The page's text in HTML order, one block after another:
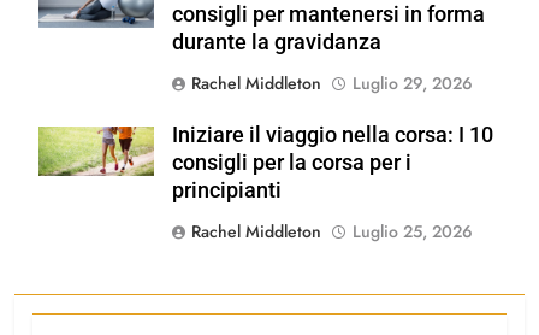
consigli per mantenersi in forma
durante la gravidanza
Rachel Middleton
Luglio 29, 2026
Shutterstock
Iniziare il viaggio nella corsa: I 10
consigli per la corsa per i
principianti
Rachel Middleton
Luglio 25, 2026